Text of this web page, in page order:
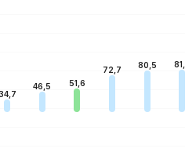
46,5 51,6
72,7
80,5